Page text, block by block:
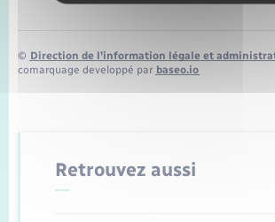
© Direction de l’information légale et
comarquage developpé par baseo.io
Retrouvez aussi